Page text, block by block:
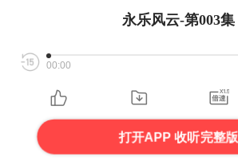
永乐风云-第003集
00:00
打开APP 收听完整版